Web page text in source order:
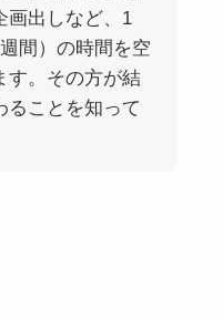
画出しなど、1
間）の時間を空
す。その方が結
ることを知って